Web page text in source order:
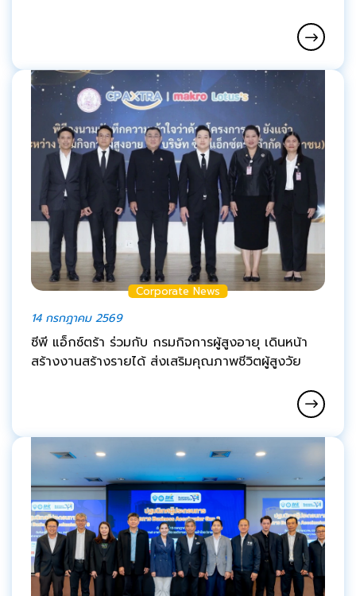
Corporate News
14 กรกฎาคม 2569
ซีพี แอ็กซ์ตร้า ร่วมกับ กรมกิจการผู้สูงอายุ เดินหน้า
สร้างงานสร้างรายได้ ส่งเสริมคุณภาพชีวิตผู้สูงวัย